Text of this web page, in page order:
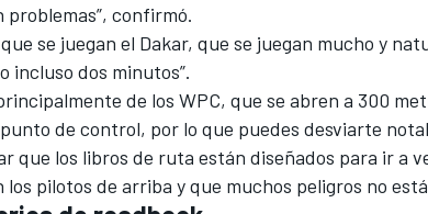
problemas”, confirmó.
se juegan el Dakar, que se juegan mucho y
incluso dos minutos”.
de los WPC, que se abren a 300
de control, por lo que puedes desviarte
que los libros de ruta están diseñados para ir a
los pilotos de arriba y que muchos peligros no